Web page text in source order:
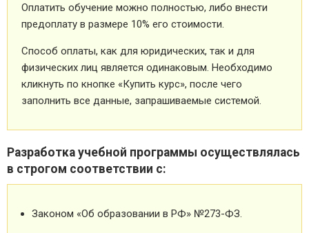
Оплатить обучение можно полностью, либо внести
предоплату в размере 10% его стоимости.
Способ оплаты, как для юридических, так и для
физических лиц является одинаковым. Необходимо
кликнуть по кнопке «Купить курс», после чего
заполнить все данные, запрашиваемые системой.
Разработка учебной программы осуществлялась
в строгом соответствии с:
Законом «Об образовании в РФ» №273-ФЗ.